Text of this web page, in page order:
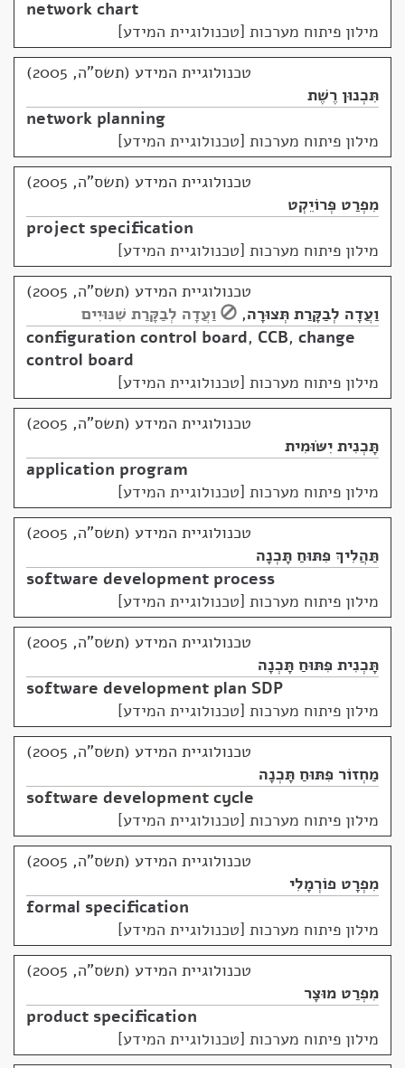
network chart
מילון פיתוח מערכות [טכנולוגיית המידע]
טכנולוגיית המידע (תשס"ה, 2005)
תִּכְנוּן רֶשֶׁת
network planning
מילון פיתוח מערכות [טכנולוגיית המידע]
טכנולוגיית המידע (תשס"ה, 2005)
מִפְרַט פְּרוֹיֵקְט
project specification
מילון פיתוח מערכות [טכנולוגיית המידע]
טכנולוגיית המידע (תשס"ה, 2005)
וַעֲדָה לְבַקָּרַת תְּצוּרָה,
וַעֲדָה לְבַקָּרַת שִׁנּוּיִים
configuration control board, CCB, change
control board
מילון פיתוח מערכות [טכנולוגיית המידע]
טכנולוגיית המידע (תשס"ה, 2005)
תָּכְנִית יִשּׂוּמִית
application program
מילון פיתוח מערכות [טכנולוגיית המידע]
טכנולוגיית המידע (תשס"ה, 2005)
תַּהֲלִיךְ פִּתּוּחַ תָּכְנָה
software development process
מילון פיתוח מערכות [טכנולוגיית המידע]
טכנולוגיית המידע (תשס"ה, 2005)
תָּכְנִית פִּתּוּחַ תָּכְנָה
software development plan SDP
מילון פיתוח מערכות [טכנולוגיית המידע]
טכנולוגיית המידע (תשס"ה, 2005)
מַחְזוֹר פִּתּוּחַ תָּכְנָה
software development cycle
מילון פיתוח מערכות [טכנולוגיית המידע]
טכנולוגיית המידע (תשס"ה, 2005)
מִפְרָט פוֹרְמָלִי
formal specification
מילון פיתוח מערכות [טכנולוגיית המידע]
טכנולוגיית המידע (תשס"ה, 2005)
מִפְרַט מוּצָר
product specification
מילון פיתוח מערכות [טכנולוגיית המידע]